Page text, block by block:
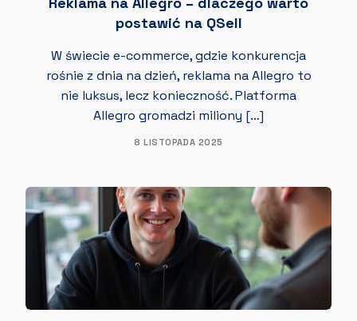
postawić na QSell
W świecie e-commerce, gdzie konkurencja
rośnie z dnia na dzień, reklama na Allegro to
nie luksus, lecz konieczność. Platforma
Allegro gromadzi miliony […]
8 LISTOPADA 2025